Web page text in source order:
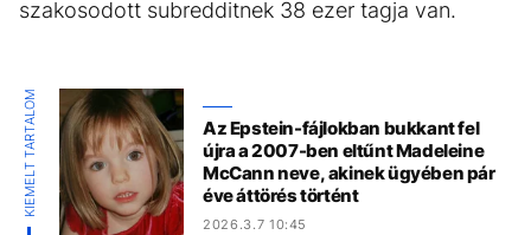
szakosodott subredditnek 38 ezer tagja van.
KIEMELT TARTALOM
Az Epstein-fájlokban bukkant fel
újra a 2007-ben eltűnt Madeleine
McCann neve, akinek ügyében pár
éve áttörés történt
2026.3.7 10:45